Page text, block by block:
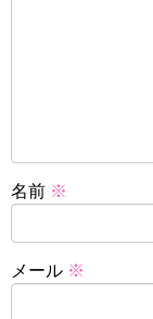
名前 ※
メール ※